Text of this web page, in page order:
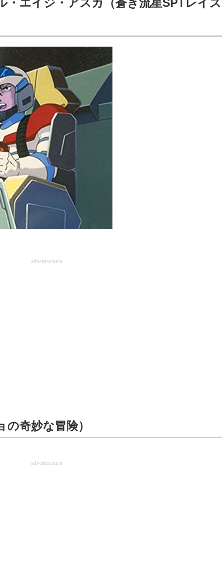
・エイジ・アスカ（蒼き流星SPTレイズ
advertisement
奇妙な冒険）
advertisement